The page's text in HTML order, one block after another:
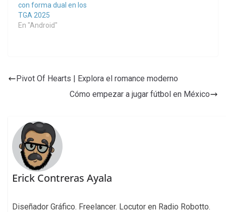
con forma dual en los
TGA 2025
En "Android"
Pivot Of Hearts | Explora el romance moderno
Cómo empezar a jugar fútbol en México
Erick Contreras Ayala
Diseñador Gráfico. Freelancer. Locutor en Radio Robotto.